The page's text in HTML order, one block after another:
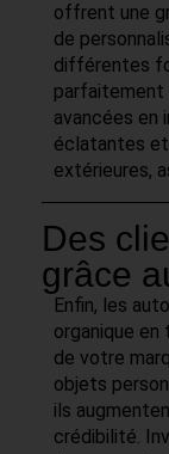
offrent une
de
différentes
parfaitement
avancées en
éclatantes
extérieures,
Des
grâce
Enfin, les
organique
de votre
objets
ils
crédibilité.